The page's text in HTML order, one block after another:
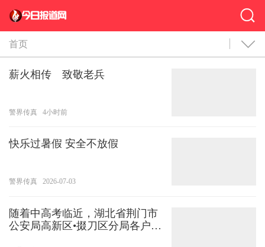
首页
薪火相传 致敬老兵
警界传真 4小时前
快乐过暑假 安全不放假
警界传真 2026-07-03
随着中高考临近，湖北省荆门市
公安局高新区•掇刀区分局各户籍